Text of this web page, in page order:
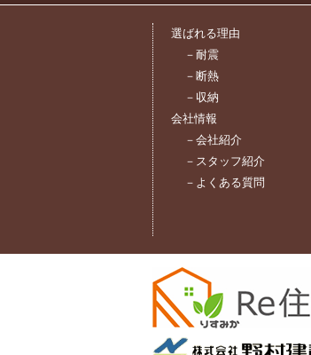
選ばれる理由
－耐震
－断熱
－収納
会社情報
－会社紹介
－スタッフ紹介
－よくある質問